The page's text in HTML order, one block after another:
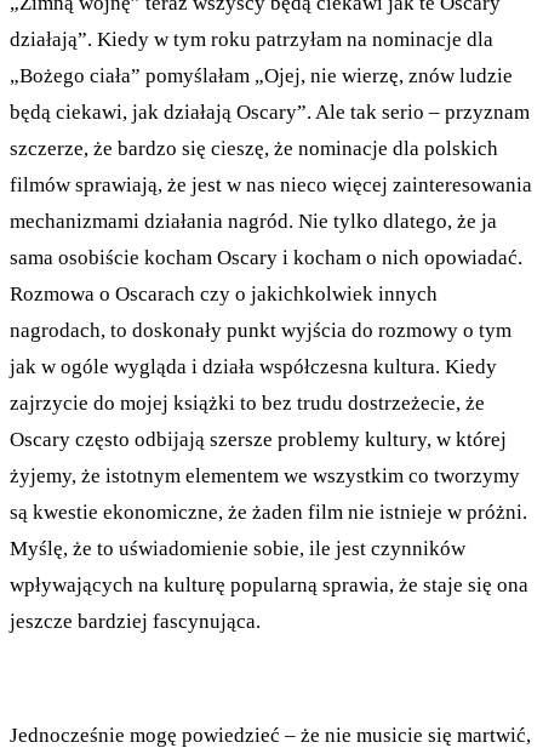
działają”. Kiedy w tym roku patrzyłam na nominacje dla
„Bożego ciała” pomyślałam „Ojej, nie wierzę, znów ludzie
będą ciekawi, jak działają Oscary”. Ale tak serio – przyznam
szczerze, że bardzo się cieszę, że nominacje dla polskich
filmów sprawiają, że jest w nas nieco więcej zainteresowania
mechanizmami działania nagród. Nie tylko dlatego, że ja
sama osobiście kocham Oscary i kocham o nich opowiadać.
Rozmowa o Oscarach czy o jakichkolwiek innych
nagrodach, to doskonały punkt wyjścia do rozmowy o tym
jak w ogóle wygląda i działa współczesna kultura. Kiedy
zajrzycie do mojej książki to bez trudu dostrzeżecie, że
Oscary często odbijają szersze problemy kultury, w której
żyjemy, że istotnym elementem we wszystkim co tworzymy
są kwestie ekonomiczne, że żaden film nie istnieje w próżni.
Myślę, że to uświadomienie sobie, ile jest czynników
wpływających na kulturę popularną sprawia, że staje się ona
jeszcze bardziej fascynująca.
Jednocześnie mogę powiedzieć – że nie musicie się martwić,